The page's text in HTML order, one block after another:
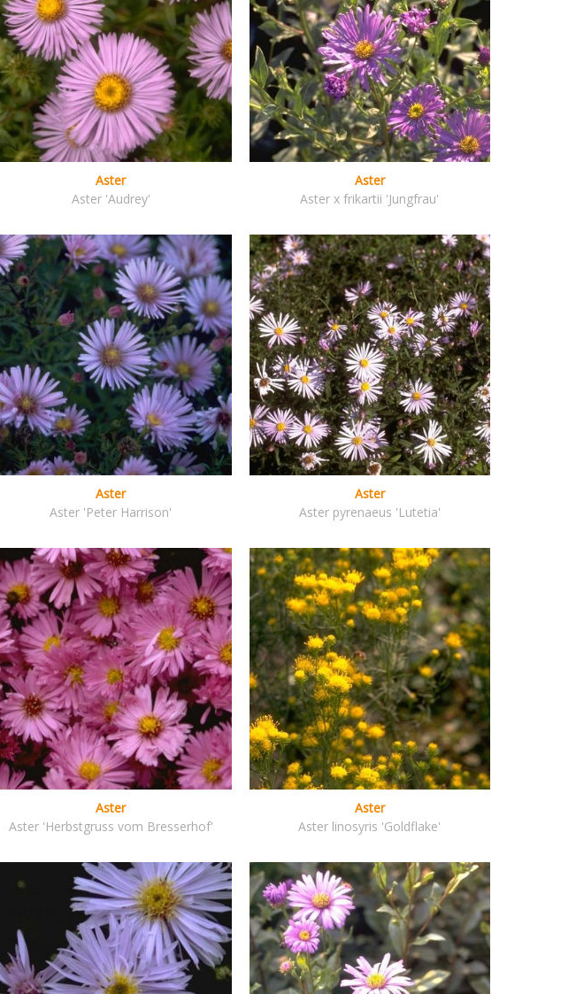
Aster
Aster 'Audrey'
Aster
Aster x frikartii 'Jungfrau'
Aster
Aster 'Peter Harrison'
Aster
Aster pyrenaeus 'Lutetia'
Aster
Aster 'Herbstgruss vom Bresserhof'
Aster
Aster linosyris 'Goldflake'